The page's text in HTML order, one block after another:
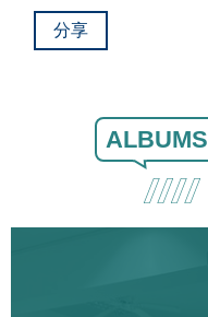
分享
ALBUMS